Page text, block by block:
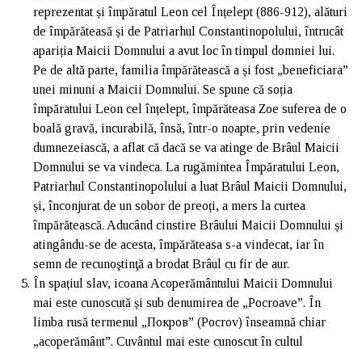
reprezentat și împăratul Leon cel Înțelept (886-912), alături
de împărăteasă și de Patriarhul Constantinopolului, întrucât
apariția Maicii Domnului a avut loc în timpul domniei lui.
Pe de altă parte, familia împărătească a și fost „beneficiara”
unei minuni a Maicii Domnului. Se spune că soția
împăratului Leon cel înțelept, împărăteasa Zoe suferea de o
boală gravă, incurabilă, însă, într-o noapte, prin vedenie
dumnezeiască, a aflat că dacă se va atinge de Brâul Maicii
Domnului se va vindeca. La rugămintea Împăratului Leon,
Patriarhul Constantinopolului a luat Brâul Maicii Domnului,
și, înconjurat de un sobor de preoți, a mers la curtea
împărătească. Aducând cinstire Brâului Maicii Domnului și
atingându-se de acesta, împărăteasa s-a vindecat, iar în
semn de recunoştinţă a brodat Brâul cu fir de aur.
În spațiul slav, icoana Acoperământului Maicii Domnului
mai este cunoscută și sub denumirea de „Pocroave”. În
limba rusă termenul „Покров” (Pocrov) înseamnă chiar
„acoperământ”. Cuvântul mai este cunoscut în cultul